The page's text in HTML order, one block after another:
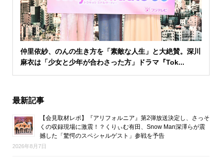
仲里依紗、のんの生き方を「素敵な人生」と大絶賛。深川
麻衣は「少女と少年が合わさった方」ドラマ『Tok...
最新記事
【会見取材レポ】『アリフォルニア』第2弾放送決定し、さっそ
くの収録現場に激震！？くりぃむ有田、Snow Man深澤らが震
撼した「驚愕のスペシャルゲスト」参戦を予告
2026年8月7日